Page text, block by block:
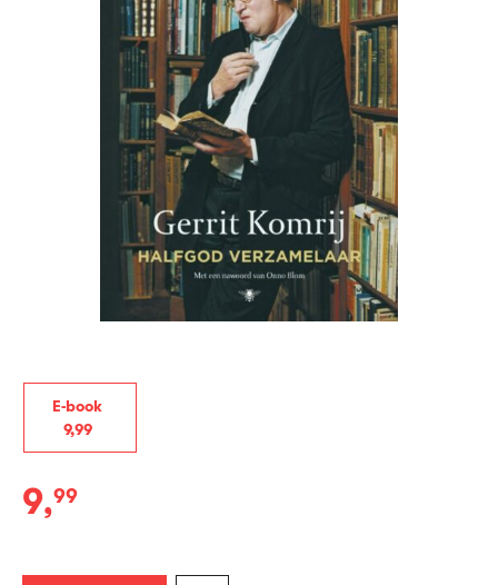
E-book
9,99
E-
9,99